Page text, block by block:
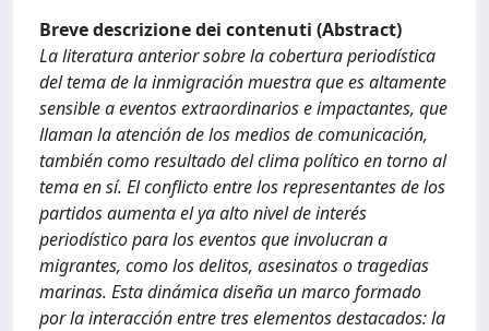
Breve descrizione dei contenuti (Abstract)
La literatura anterior sobre la cobertura periodística
del tema de la inmigración muestra que es altamente
sensible a eventos extraordinarios e impactantes, que
llaman la atención de los medios de comunicación,
también como resultado del clima político en torno al
tema en sí. El conflicto entre los representantes de los
partidos aumenta el ya alto nivel de interés
periodístico para los eventos que involucran a
migrantes, como los delitos, asesinatos o tragedias
marinas. Esta dinámica diseña un marco formado
por la interacción entre tres elementos destacados: la